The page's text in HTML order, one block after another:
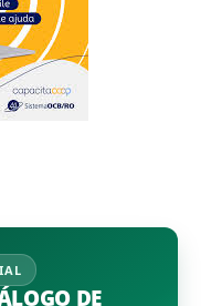
DE